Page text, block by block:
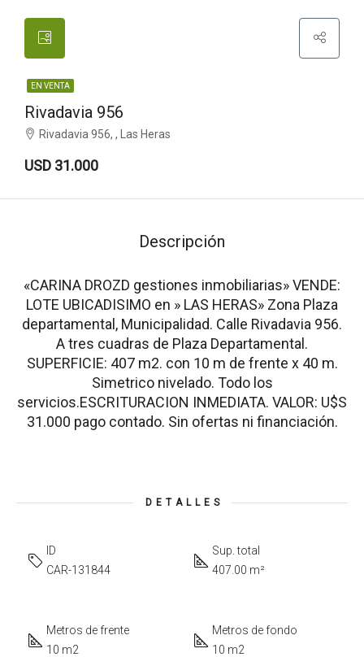
EN VENTA
Rivadavia 956
Rivadavia 956, , Las Heras
USD 31.000
Descripción
«CARINA DROZD gestiones inmobiliarias» VENDE:
LOTE UBICADISIMO en » LAS HERAS» Zona Plaza
departamental, Municipalidad. Calle Rivadavia 956.
A tres cuadras de Plaza Departamental.
SUPERFICIE: 407 m2. con 10 m de frente x 40 m.
Simetrico nivelado. Todo los
servicios.ESCRITURACION INMEDIATA. VALOR: U$S
31.000 pago contado. Sin ofertas ni financiación.
DETALLES
ID
CAR-131844
Sup. total
407.00 m²
Metros de frente
10 m2
Metros de fondo
10 m2